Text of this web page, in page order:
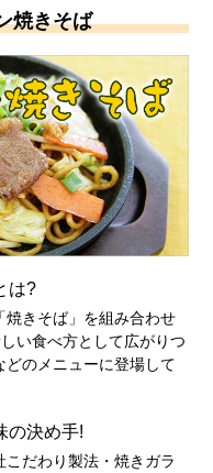
焼きそば
は?
焼きそば」を組み合わせ
い食べ方として広がりつ
のメニューに登場して
の決め手!
こだわり製法・焼きガラ